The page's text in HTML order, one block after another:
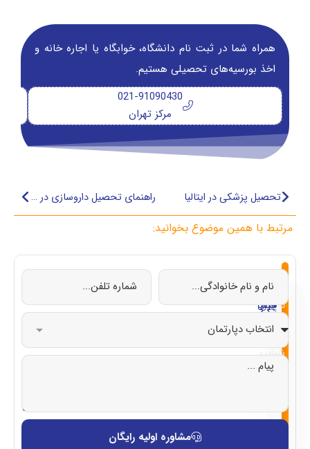
همراه شما در ثبت نام دانشگاه‌، خوابگاه یا اجاره خانه و
اخذ بورسیه‌های تحصیلی هستیم.
021-91090430
مرکز تهران
تحصیل پزشکی در ایتالیا راهنمای تحصیل داروسازی در ایتالیا
مرتبط با همین موضوع بخوانید:
از
صفر
تا
با
شماییم
تحصیل
ترکیه
تحصیل
در
ایتالیا
تحصیل
در
چین
تحصیل
در
قبرس
مشاوره اولیه رایگان